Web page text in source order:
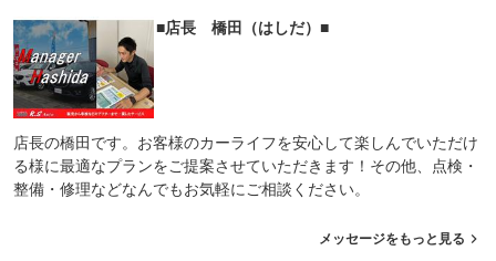
■店長 橋田（はしだ）■
店長の橋田です。お客様のカーライフを安心して楽しんでいただけ
る様に最適なプランをご提案させていただきます！その他、点検・
整備・修理などなんでもお気軽にご相談ください。
メッセージをもっと見る